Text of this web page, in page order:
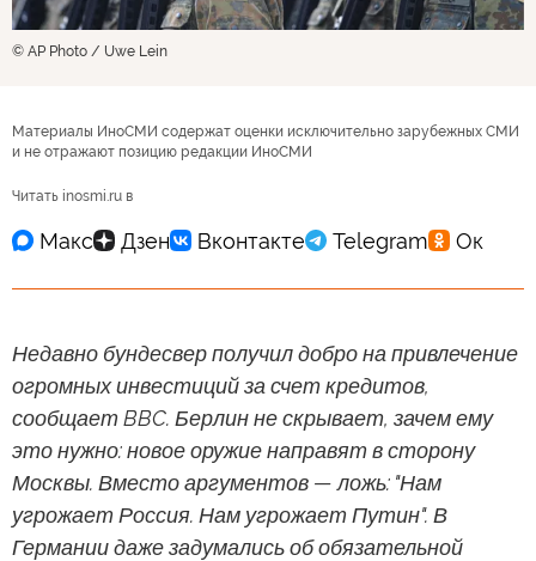
© AP Photo / Uwe Lein
Материалы ИноСМИ содержат оценки исключительно зарубежных СМИ
и не отражают позицию редакции ИноСМИ
Читать inosmi.ru в
Недавно бундесвер получил добро на привлечение
огромных инвестиций за счет кредитов,
сообщает BBC. Берлин не скрывает, зачем ему
это нужно: новое оружие направят в сторону
Москвы. Вместо аргументов — ложь: "Нам
угрожает Россия. Нам угрожает Путин". В
Германии даже задумались об обязательной